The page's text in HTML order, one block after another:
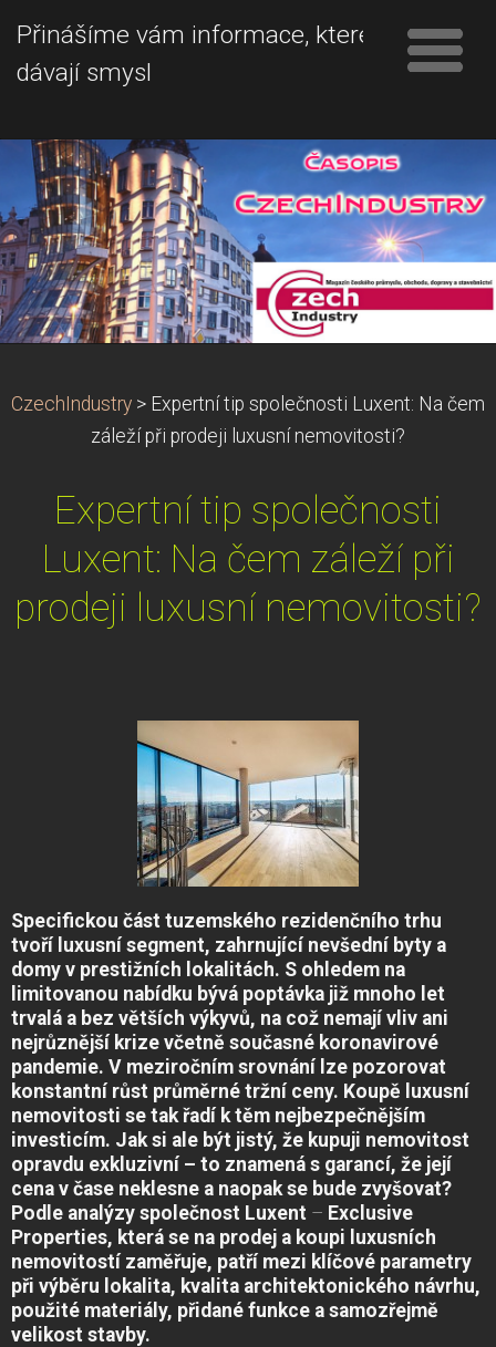
Přinášíme vám informace, které
dávají smysl
CzechIndustry > Expertní tip společnosti Luxent: Na čem
záleží při prodeji luxusní nemovitosti?
Expertní tip společnosti
Luxent: Na čem záleží při
prodeji luxusní nemovitosti?
Specifickou část tuzemského rezidenčního trhu
tvoří luxusní segment, zahrnující nevšední byty a
domy v prestižních lokalitách. S ohledem na
limitovanou nabídku bývá poptávka již mnoho let
trvalá a bez větších výkyvů, na což nemají vliv ani
nejrůznější krize včetně současné koronavirové
pandemie. V meziročním srovnání lze pozorovat
konstantní růst průměrné tržní ceny. Koupě luxusní
nemovitosti se tak řadí k těm nejbezpečnějším
investicím. Jak si ale být jistý, že kupuji nemovitost
opravdu exkluzivní – to znamená s garancí, že její
cena v čase neklesne a naopak se bude zvyšovat?
Podle analýzy společnost Luxent –⁠ Exclusive
Properties, která se na prodej a koupi luxusních
nemovitostí zaměřuje, patří mezi klíčové parametry
při výběru lokalita, kvalita architektonického návrhu,
použité materiály, přidané funkce a samozřejmě
velikost stavby.